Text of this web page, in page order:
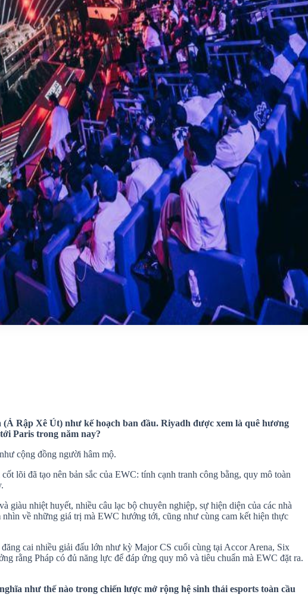
Rập Xê Út) như kế hoạch ban đầu. Riyadh được xem là quê hương
Paris trong năm nay?
cộng đồng người hâm mộ.
lõi đã tạo nên bản sắc của EWC: tính cạnh tranh công bằng, quy mô toàn
giàu nhiệt huyết, nhiều câu lạc bộ chuyên nghiệp, sự hiện diện của các nhà
về những giá trị mà EWC hướng tới, cũng như cùng cam kết hiện thực
cai nhiều giải đấu lớn như kỳ Major CS cuối cùng tại Accor Arena, Six
rằng Pháp có đủ năng lực để đáp ứng quy mô và tiêu chuẩn mà EWC đặt ra.
như thế nào trong chiến lược mở rộng hệ sinh thái esports toàn cầu